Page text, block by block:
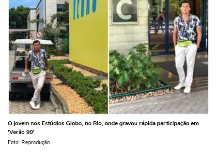
O jovem nos Estúdios Globo, no Rio, onde gravou rápida participação em
'Verão 90'
Foto: Reprodução